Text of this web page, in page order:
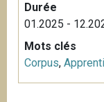
Durée
01.2025 -
Mots clés
Corpus,